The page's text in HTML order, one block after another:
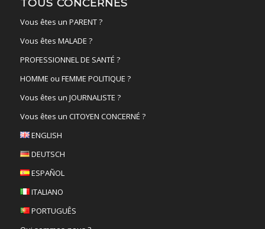
TOUS CONCERNÉS
Vous êtes un PARENT ?
Vous êtes MALADE ?
PROFESSIONNEL DE SANTÉ ?
HOMME ou FEMME POLITIQUE ?
Vous êtes un JOURNALISTE ?
Vous êtes un CITOYEN CONCERNÉ ?
ENGLISH
DEUTSCH
ESPAÑOL
ITALIANO
PORTUGUÊS